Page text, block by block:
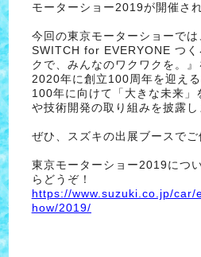
モーターショー2019が開催され
今回の東京モーターショーで
SWITCH for EVERYONE つく
クで、みんなのワクワクを。』
2020年に創立100周年を迎え
100年に向けて「大きな未来」
や技術開発の取り組みを披露し
ぜひ、スズキの出展ブースでご
東京モーターショー2019につ
らどうぞ！
https://www.suzuki.co.jp/
how/2019/